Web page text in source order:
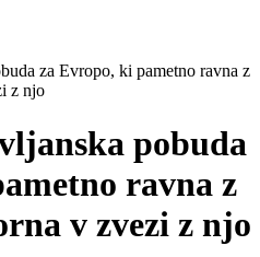
za Evropo, ki pametno ravna z
z njo
pobuda
ravna z
v zvezi z njo